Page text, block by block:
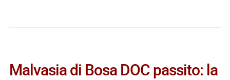
Malvasia di Bosa DOC passito: la